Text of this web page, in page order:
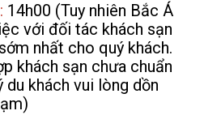
14h00 (Tuy nhiên Bắc Á
với đối tác khách sạn
nhất cho quý khách.
khách sạn chưa chuẩn
du khách vui lòng dồn